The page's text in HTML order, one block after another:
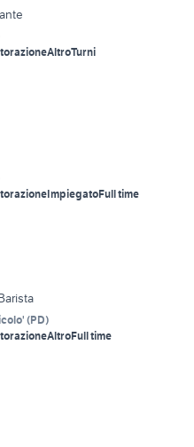
AltroTurni
ImpiegatoFull time
(PD)
AltroFull time